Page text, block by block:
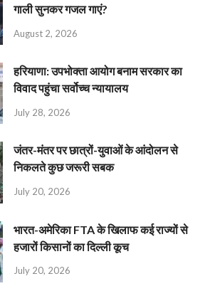
गाली सुनकर गजल गाएं?
August 2, 2026
हरियाणा: उपभोक्ता आयोग बनाम सरकार का
विवाद पहुंचा सर्वोच्च न्यायालय
July 28, 2026
जंतर-मंतर पर छात्रों-युवाओं के आंदोलन से
निकलते कुछ जरूरी सबक
July 20, 2026
भारत-अमेरिका FTA के खिलाफ कई राज्यों से
हजारों किसानों का दिल्ली कूच
July 20, 2026